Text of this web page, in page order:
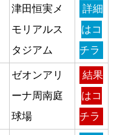
津田恒実メ
モリアルス
タジアム
詳細
はコ
チラ
ゼオンアリ
ーナ周南庭
球場
結果
はコ
チラ